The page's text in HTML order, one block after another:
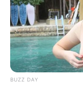
BUZZ DAY